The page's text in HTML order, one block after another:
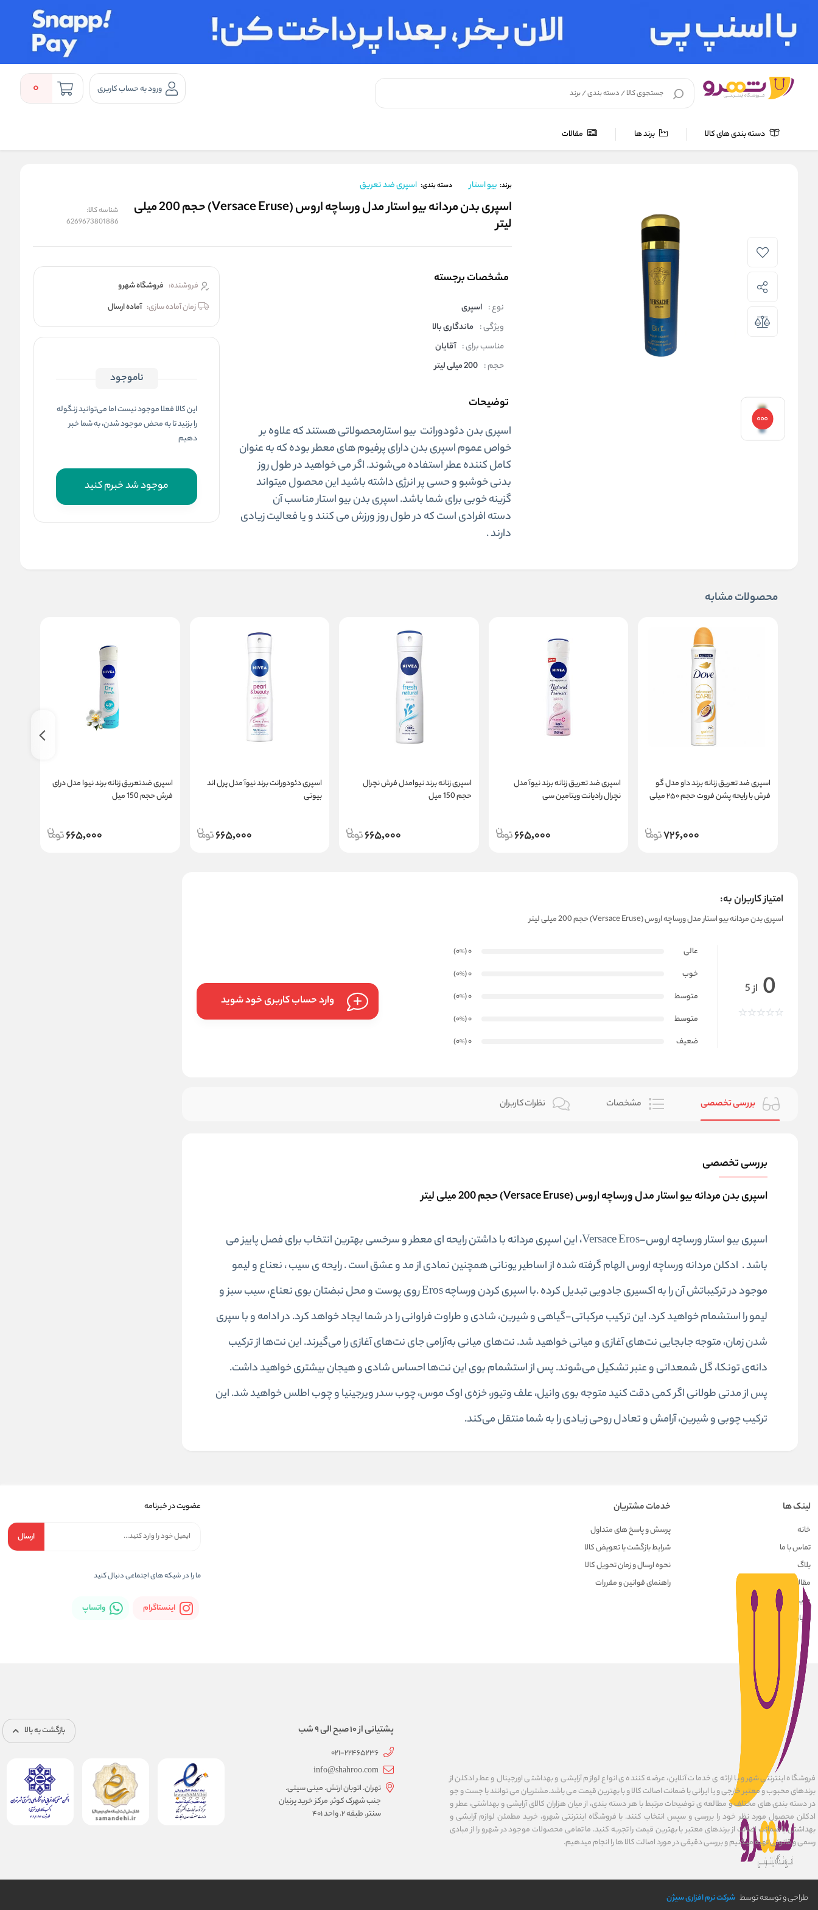
ورود به حساب کاربری 0
دسته بندی های کالا برند ها مقالات
لوازم بهداشتی ضد تعریق اسپری ضد تعریق
برند: بیو استار دسته بندی: اسپری ضد تعریق
اسپری بدن مردانه بیو استار مدل ورساچه اروس (Versace Eruse) حجم 200 میلی
لیتر
شناسه کالا:
6269673801886
مشخصات برجسته
نوع : اسپری
ویژگی : ماندگاری بالا
مناسب برای : آقایان
حجم : 200 میلی لیتر
توضیحات
اسپری بدن دئودورانت بیو استارمحصولاتی هستند که علاوه بر
خواص عموم اسپری بدن دارای پرفیوم های معطر بوده که به عنوان
کامل کننده عطر استفاده می‌شوند. اگر می خواهید در طول روز
بدنی خوشبو و حسی پر انرژی داشته باشید این محصول میتواند
گزینه خوبی برای شما باشد. اسپری بدن بیو استار مناسب آن
دسته افرادی است که در طول روز ورزش می کنند و یا فعالیت زیادی
دارند .
فروشنده: فروشگاه شهرو
زمان آماده سازی: آماده ارسال
ناموجود
این کالا فعلا موجود نیست اما می‌توانید زنگوله
را بزنید تا به محض موجود شدن، به شما خبر
دهیم
موجود شد خبرم کنید
محصولات مشابه
اسپری ضد تعریق زنانه برند داو مدل گو
فرش با رایحه پشن فروت حجم ۲۵۰ میلی
726,000
اسپری ضد تعریق زنانه برند نیوآ مدل
نچرال رادیانت ویتامین سی
665,000
اسپری زنانه برند نیوامدل فرش نچرال
حجم 150 میل
665,000
اسپری دئودورانت برند نیوآ مدل پرل اند
بیوتی
665,000
اسپری ضدتعریق زنانه برند نیوا مدل درای
فرش حجم 150 میل
665,000
امتیاز کاربران به:
اسپری بدن مردانه بیو استار مدل ورساچه اروس (Versace Eruse) حجم 200 میلی لیتر
0 از 5
عالی 0
(0
%
)
خوب
0
(0
%
)
متوسط
0
(0
%
)
متوسط
0
(0
%
)
ضعیف
0
(0
%
)
وارد حساب کاربری خود شوید
بررسی تخصصی مشخصات نظرات کاربران
بررسی تخصصی
اسپری بدن مردانه بیو استار مدل ورساچه اروس (Versace Eruse) حجم 200 میلی لیتر
اسپری بیو استار ورساچه اروس-Versace Eros، این اسپری مردانه با داشتن رایحه ای معطر و سرخسی بهترین انتخاب برای فصل پاییز می
باشد . ادکلن مردانه ورساچه اروس الهام گرفته شده از اساطیر یونانی همچنین نمادی از مد و عشق است . رایحه ی سیب ، نعناع و لیمو
موجود در ترکیباتش آن را به اکسیری جادویی تبدیل کرده .با اسپری کردن ورساچه Eros روی پوست و محل نبضتان بوی نعناع، سیب سبز و
لیمو را استشمام خواهید کرد.این ترکیب مرکباتی-گیاهی و شیرین، شادی و طراوت فراوانی را در شما ایجاد خواهد کرد. در ادامه و با سپری
شدن زمان، متوجه جابجایی نت‌های آغازی و میانی خواهید شد. نت‌های میانی به‌آرامی جای نت‌های آغازی را می‌گیرند. این نت‌ها از ترکیب
دانه‌ی تونکا، گل شمعدانی و عنبر تشکیل می‌شوند. پس از استشمام بوی این نت‌ها احساس شادی و هیجان بیشتری خواهید داشت.
پس از مدتی طولانی اگر کمی دقت کنید متوجه بوی وانیل، علف وتیور، خزه‌ی اوک موس، چوب سدر ویرجینیا و چوب اطلس خواهید شد. این
ترکیب چوبی و شیرین، آرامش و تعادل روحی زیادی را به شما منتقل می‌کند.
لینک ها
خانه
تماس با ما
بلاگ
مقالات
حریم خصوصی کاربران
درباره ما
خدمات مشتریان
پرسش و پاسخ های متداول
شرایط بازگشت یا تعویض کالا
نحوه ارسال و زمان تحویل کالا
راهنمای قوانین و مقررات
عضویت در خبرنامه
ارسال
ما را در شبکه های اجتماعی دنبال کنید
اینستاگرام واتساپ
فروشگاه اینترنتی شهرو با ارائه ی خدمات آنلاین، عرضه کننده ی انواع لوازم آرایشی و بهداشتی اورجینال و عطر ادکلن از
برندهای محبوب و معتبر خارجی و یا ایرانی با ضمانت اصالت کالا و با بهترین قیمت می باشد.مشتریان می توانند با جست و جو
در دسته بندی های مختلف و مطالعه ی توضیحات مرتبط با هر دسته بندی، از میان هزاران کالای آرایشی و بهداشتی، عطر و
ادکلن محصول مورد نظر خود را بررسی و سپس انتخاب کنند. با فروشگاه اینترنتی شهرو، خرید مطمئن لوازم آرایشی و
بهداشتی با ضمانت اصالت از برندهای معتبر با بهترین قیمت را تجربه کنید. ما تمامی محصولات موجود در شهرو را از مبادی
رسمی و قانونی تهیه میکنیم و بررسی دقیقی در مورد اصالت کالا ها را انجام میدهیم.
پشتیانی از 10 صبح الی 9 شب
021-22465236
info@shahroo.com
تهران. اتوبان ارتش. مینی سیتی.
جنب شهرک کوثر. مرکز خرید پرنیان
سنتر. طبقه ۲. واحد ۴۰۱
بازگشت به بالا
طراحی و توسعه توسط شرکت نرم افزاری سیژن